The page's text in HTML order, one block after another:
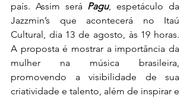
país. Assim será Pagu, espetáculo da
Jazzmin’s que acontecerá no Itaú
Cultural, dia 13 de agosto, às 19 horas.
A proposta é mostrar a importância da
mulher na música brasileira,
promovendo a visibilidade de sua
criatividade e talento, além de inspirar e